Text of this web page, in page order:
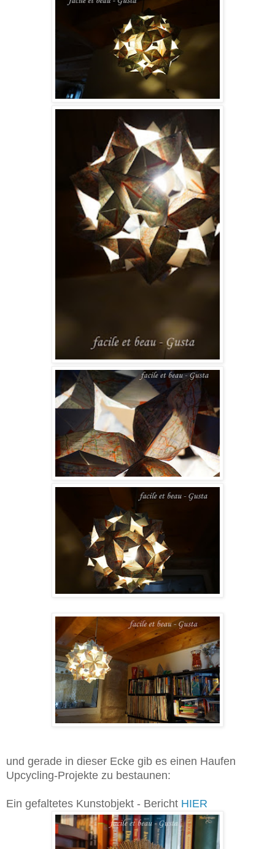
und gerade in dieser Ecke gib es einen Haufen
Upcycling-Projekte zu bestaunen:
Ein gefaltetes Kunstobjekt - Bericht HIER